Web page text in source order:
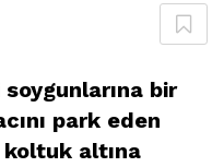
bir
park eden
koltuk altına